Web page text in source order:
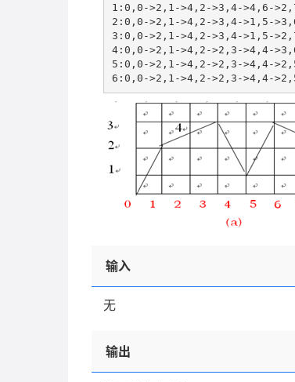
1:0,0->2,1->4,2->3,4->4,6-
2:0,0->2,1->4,2->3,4->1,5-
3:0,0->2,1->4,2->3,4->1,5-
4:0,0->2,1->4,2->2,3->4,4-
5:0,0->2,1->4,2->2,3->4,4-
输入
无
输出